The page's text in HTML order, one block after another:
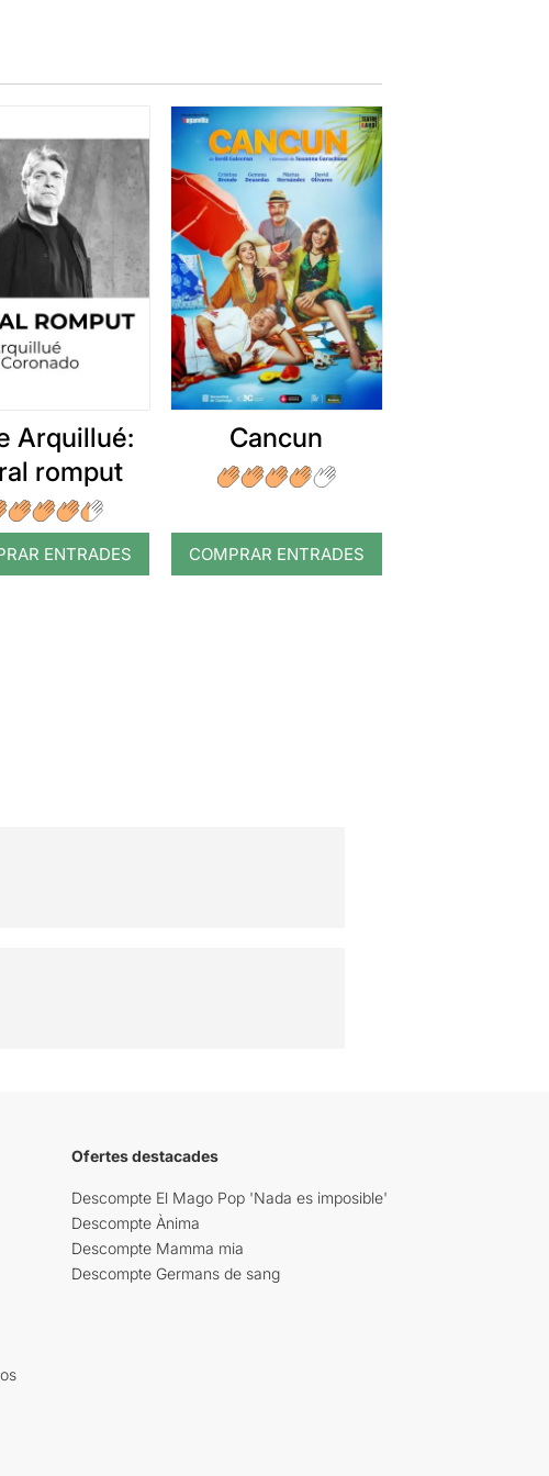
ho sigui. Una proposta amb una
que ens recorden el
únic actor però on la majoria de les
avis, la seva gran amiga Elizabeth
....
sola ens torna a confirmar que estem
Arquillué:
romput
ENTRADES
Cancun
COMPRAR ENTRADES
Ofertes destacades
Descompte El Mago Pop 'Nada es imposible'
Descompte Ànima
Descompte Mamma mia
Descompte Germans de sang